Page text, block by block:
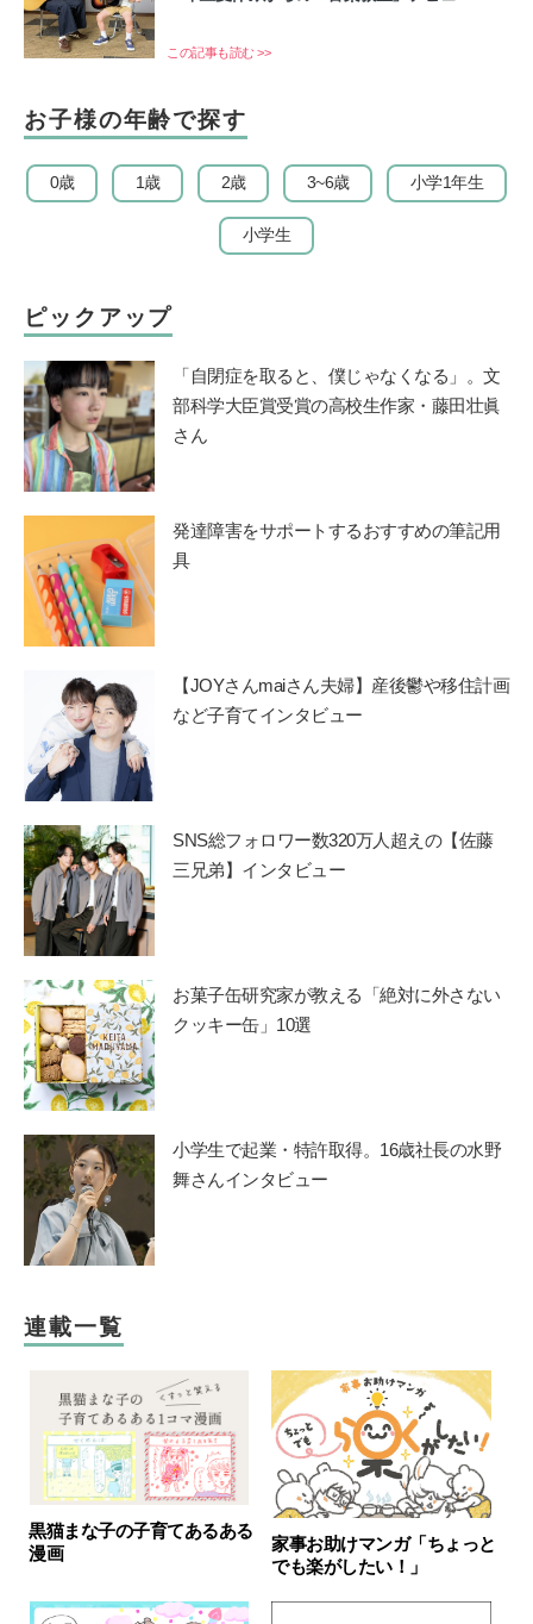
この記事も読む >>
お子様の年齢で探す
0歳 1歳 2歳 3~6歳 小学1年生
小学生
ピックアップ
「自閉症を取ると、僕じゃなくなる」。文
部科学大臣賞受賞の高校生作家・藤田壮眞
さん
発達障害をサポートするおすすめの筆記用
具
【JOYさんmaiさん夫婦】産後鬱や移住計画
など子育てインタビュー
SNS総フォロワー数320万人超えの【佐藤
三兄弟】インタビュー
お菓子缶研究家が教える「絶対に外さない
クッキー缶」10選
小学生で起業・特許取得。16歳社長の水野
舞さんインタビュー
連載一覧
黒猫まな子の子育てあるある
漫画
家事お助けマンガ「ちょっと
でも楽がしたい！」